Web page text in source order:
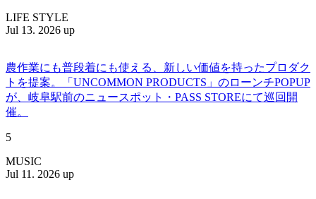
LIFE STYLE
Jul 13. 2026 up
農作業にも普段着にも使える、新しい価値を持ったプロダク
トを提案。「UNCOMMON PRODUCTS」のローンチPOPUP
が、岐阜駅前のニュースポット・PASS STOREにて巡回開
催。
5
MUSIC
Jul 11. 2026 up